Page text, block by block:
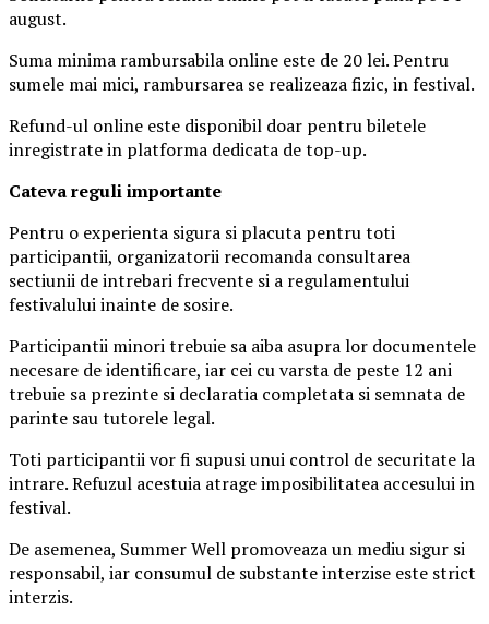
august.
Suma minima rambursabila online este de 20 lei. Pentru
sumele mai mici, rambursarea se realizeaza fizic, in festival.
Refund-ul online este disponibil doar pentru biletele
inregistrate in platforma dedicata de top-up.
Cateva reguli importante
Pentru o experienta sigura si placuta pentru toti
participantii, organizatorii recomanda consultarea
sectiunii de intrebari frecvente si a regulamentului
festivalului inainte de sosire.
Participantii minori trebuie sa aiba asupra lor documentele
necesare de identificare, iar cei cu varsta de peste 12 ani
trebuie sa prezinte si declaratia completata si semnata de
parinte sau tutorele legal.
Toti participantii vor fi supusi unui control de securitate la
intrare. Refuzul acestuia atrage imposibilitatea accesului in
festival.
De asemenea, Summer Well promoveaza un mediu sigur si
responsabil, iar consumul de substante interzise este strict
interzis.